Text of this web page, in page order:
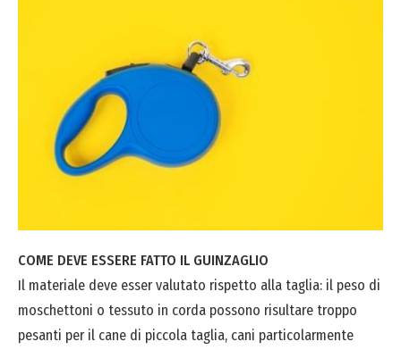
COME DEVE ESSERE FATTO IL GUINZAGLIO
Il materiale deve esser valutato rispetto alla taglia: il peso di
moschettoni o tessuto in corda possono risultare troppo
pesanti per il cane di piccola taglia, cani particolarmente